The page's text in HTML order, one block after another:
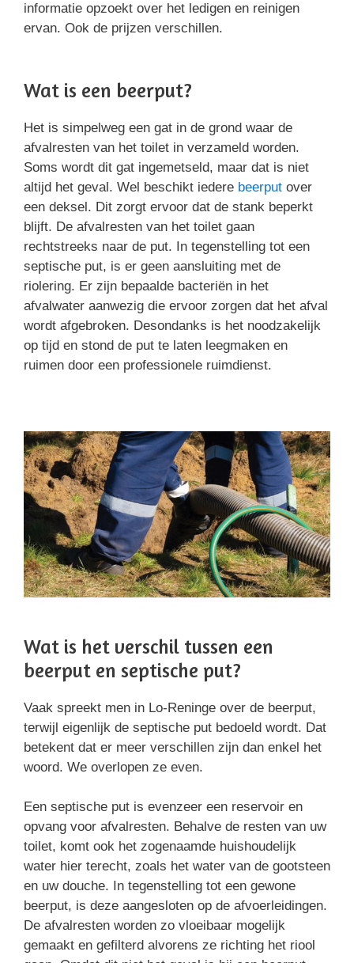
informatie opzoekt over het ledigen en reinigen
ervan. Ook de prijzen verschillen.
Wat is een beerput?
Het is simpelweg een gat in de grond waar de
afvalresten van het toilet in verzameld worden.
Soms wordt dit gat ingemetseld, maar dat is niet
altijd het geval. Wel beschikt iedere beerput over
een deksel. Dit zorgt ervoor dat de stank beperkt
blijft. De afvalresten van het toilet gaan
rechtstreeks naar de put. In tegenstelling tot een
septische put, is er geen aansluiting met de
riolering. Er zijn bepaalde bacteriën in het
afvalwater aanwezig die ervoor zorgen dat het afval
wordt afgebroken. Desondanks is het noodzakelijk
op tijd en stond de put te laten leegmaken en
ruimen door een professionele ruimdienst.
Wat is het verschil tussen een
beerput en septische put?
Vaak spreekt men in Lo-Reninge over de beerput,
terwijl eigenlijk de septische put bedoeld wordt. Dat
betekent dat er meer verschillen zijn dan enkel het
woord. We overlopen ze even.
Een septische put is evenzeer een reservoir en
opvang voor afvalresten. Behalve de resten van uw
toilet, komt ook het zogenaamde huishoudelijk
water hier terecht, zoals het water van de gootsteen
en uw douche. In tegenstelling tot een gewone
beerput, is deze aangesloten op de afvoerleidingen.
De afvalresten worden zo vloeibaar mogelijk
gemaakt en gefilterd alvorens ze richting het riool